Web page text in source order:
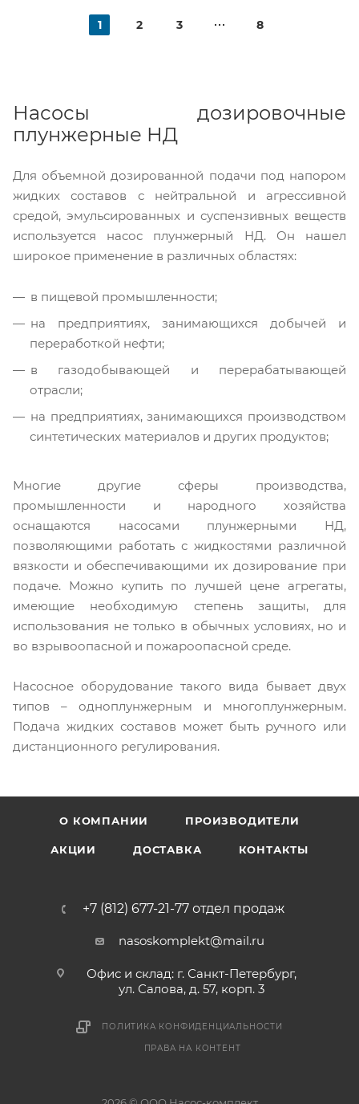
1 2 3 8
Насосы дозировочные
плунжерные НД
Для объемной дозированной подачи под напором
жидких составов с нейтральной и агрессивной
средой, эмульсированных и суспензивных веществ
используется насос плунжерный НД. Он нашел
широкое применение в различных областях:
в пищевой промышленности;
на предприятиях, занимающихся добычей и
переработкой нефти;
в газодобывающей и перерабатывающей
отрасли;
на предприятиях, занимающихся производством
синтетических материалов и других продуктов;
Многие другие сферы производства,
промышленности и народного хозяйства
оснащаются насосами плунжерными НД,
позволяющими работать с жидкостями различной
вязкости и обеспечивающими их дозирование при
подаче. Можно купить по лучшей цене агрегаты,
имеющие необходимую степень защиты, для
использования не только в обычных условиях, но и
во взрывоопасной и пожароопасной среде.
Насосное оборудование такого вида бывает двух
типов – одноплунжерным и многоплунжерным.
Подача жидких составов может быть ручного или
дистанционного регулирования.
О КОМПАНИИ ПРОИЗВОДИТЕЛИ
АКЦИИ ДОСТАВКА КОНТАКТЫ
+7 (812) 677-21-77 отдел продаж
nasoskomplekt@mail.ru
Офис и склад: г. Санкт-Петербург,
ул. Салова, д. 57, корп. 3
ПОЛИТИКА КОНФИДЕНЦИАЛЬНОСТИ
ПРАВА НА КОНТЕНТ